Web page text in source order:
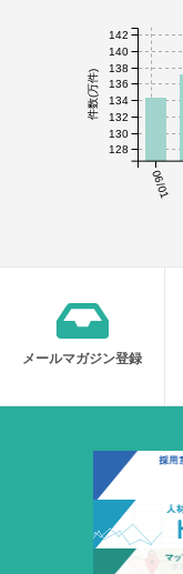
06/01
件数(万件)
128
130
132
134
136
138
140
142
メールマガジン登録